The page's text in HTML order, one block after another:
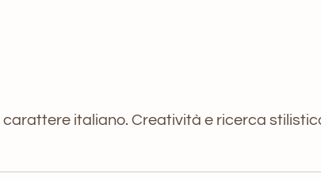
italiano. Creatività e ricerca